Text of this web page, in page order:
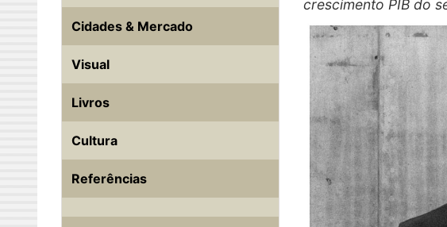
crescimento PIB do
Cidades & Mercado
Visual
Livros
Cultura
Referências